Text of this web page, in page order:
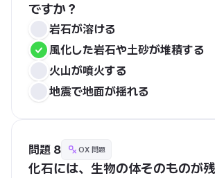
ですか？
岩石が溶ける
風化した岩石や土砂が堆積する
火山が噴火する
地震で地面が揺れる
問題 8 OX 問題
化石には、生物の体そのものが